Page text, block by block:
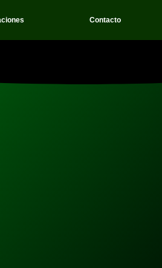
Contacto